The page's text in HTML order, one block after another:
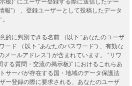
報”） 、登録ユーザーとして投稿したデータ
的に判別できる名前 （以下 “あなたのユーザ
ード （以下 “あなたのパスワード”) 、有効な
メールアドレス”) が含まれています。 “リワ
る質問・交流の掲示板)” におけるこれらあ
サーバが存在する国・地域のデータ保護法
ー登録の際に要求される、あなたのユーザ